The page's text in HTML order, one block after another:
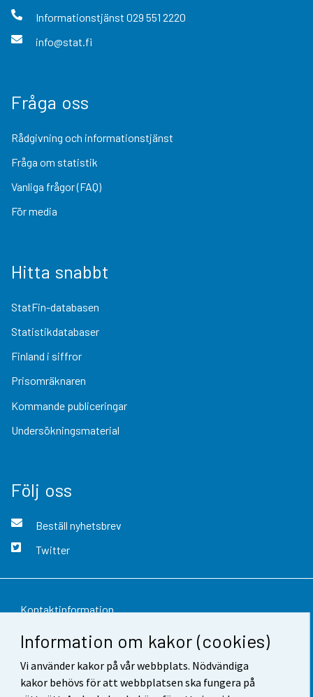
Information om kakor (cookies)
Vi använder kakor på vår webbplats. Nödvändiga
kakor behövs för att webbplatsen ska fungera på
Informationstjänst 029 551 2220
info@stat.fi
Fråga oss
Rådgivning och informationstjänst
Fråga om statistik
Vanliga frågor (FAQ)
För media
Hitta snabbt
StatFin-databasen
Statistikdatabaser
Finland i siffror
Prisomräknaren
Kommande publiceringar
Undersökningsmaterial
Följ oss
Beställ nyhetsbrev
Twitter
Kontaktinformation
Respons
Användarvillkor
Dataskydd